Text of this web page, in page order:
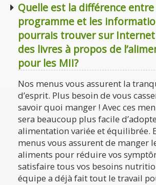
Quelle est la différence
programme et les
pourrais trouver sur
des livres à propos de
pour les MII?
Nos menus vous assurent la
d’esprit. Plus besoin de vous
savoir quoi manger ! Avec ces
sera beaucoup plus facile
alimentation variée et équilibrée.
menus vous assurent de manger
aliments pour réduire vos
satisfaire tous vos besoins
équipe a déjà fait tout le travail